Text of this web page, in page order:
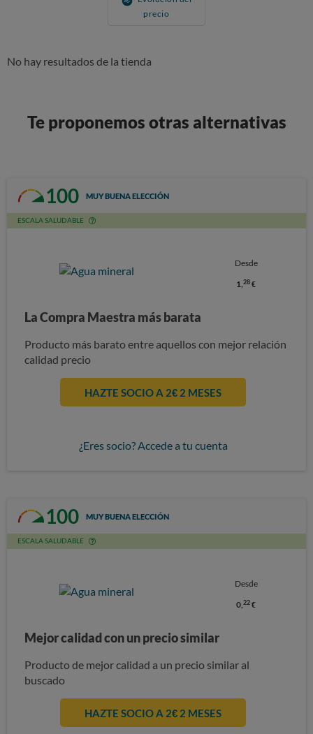
precio
No hay resultados de la tienda
Te proponemos otras alternativas
100 MUY BUENA ELECCIÓN
ESCALA SALUDABLE
Desde
1,28 €
La Compra Maestra más barata
Producto más barato entre aquellos con mejor relación
calidad precio
HAZTE SOCIO A 2€ 2 MESES
¿Eres socio? Accede a tu cuenta
100 MUY BUENA ELECCIÓN
ESCALA SALUDABLE
Desde
0,22 €
Mejor calidad con un precio similar
Producto de mejor calidad a un precio similar al
buscado
HAZTE SOCIO A 2€ 2 MESES